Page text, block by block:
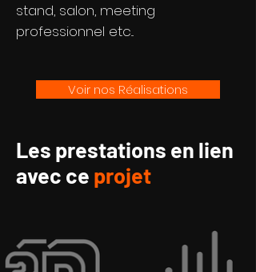
stand, salon, meeting
professionnel etc...
Voir nos Réalisations
Les prestations en lien
avec ce projet